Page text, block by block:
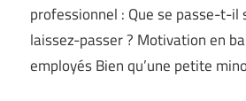
professionnel : Que se passe-t-il
laissez-passer ? Motivation en
employés Bien qu’une petite